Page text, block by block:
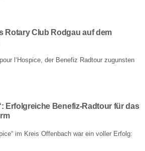
Rotary Club Rodgau auf dem
l‘Hospice, der Benefiz Radtour zugunsten
Erfolgreiche Benefiz-Radtour für das
im Kreis Offenbach war ein voller Erfolg: